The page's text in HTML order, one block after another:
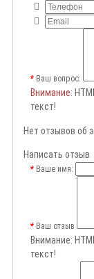
Ваш вопрос:
Внимание:
текст!
Нет отзывов об
Написать отзыв
Ваше имя:
Ваш отзыв
Внимание:
текст!